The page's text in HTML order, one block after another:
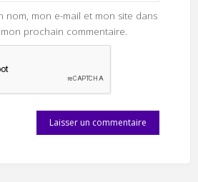
nom, mon e-mail et mon site dans
prochain commentaire.